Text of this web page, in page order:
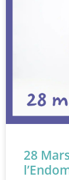
28